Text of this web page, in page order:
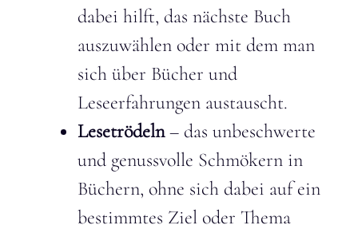
dabei hilft, das nächste Buch
auszuwählen oder mit dem man
sich über Bücher und
Leseerfahrungen austauscht.
Lesetrödeln– das unbeschwerte
und genussvolle Schmökern in
Büchern, ohne sich dabei auf ein
bestimmtes Ziel oder Thema